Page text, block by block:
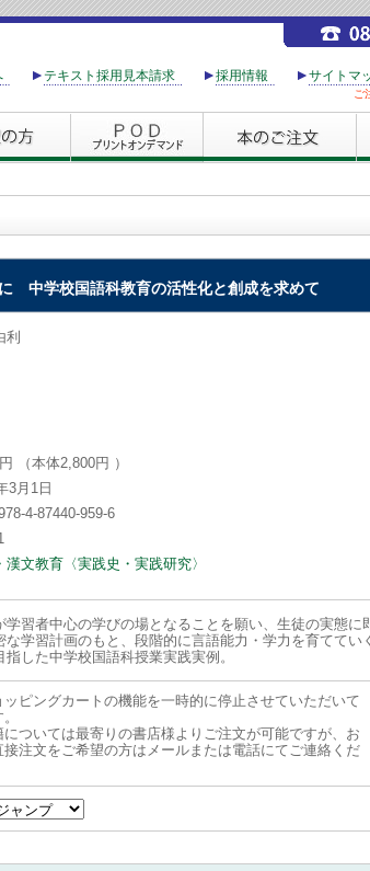
サイトマ
採用情報
テキスト採用見本請求
ご
中学校国語科教育の活性化と創成を求めて
利
（本体2,800円 ）
3月1日
4-87440-959-6
漢文教育〈実践史・実践研究〉
学習者中心の学びの場となることを願い、生徒の実態に
な学習計画のもと、段階的に言語能力・学力を育ててい
指した中学校国語科授業実践実例。
ッピングカートの機能を一時的に停止させていただいて
については最寄りの書店様よりご注文が可能ですが、お
接注文をご希望の方はメールまたは電話にてご連絡くだ